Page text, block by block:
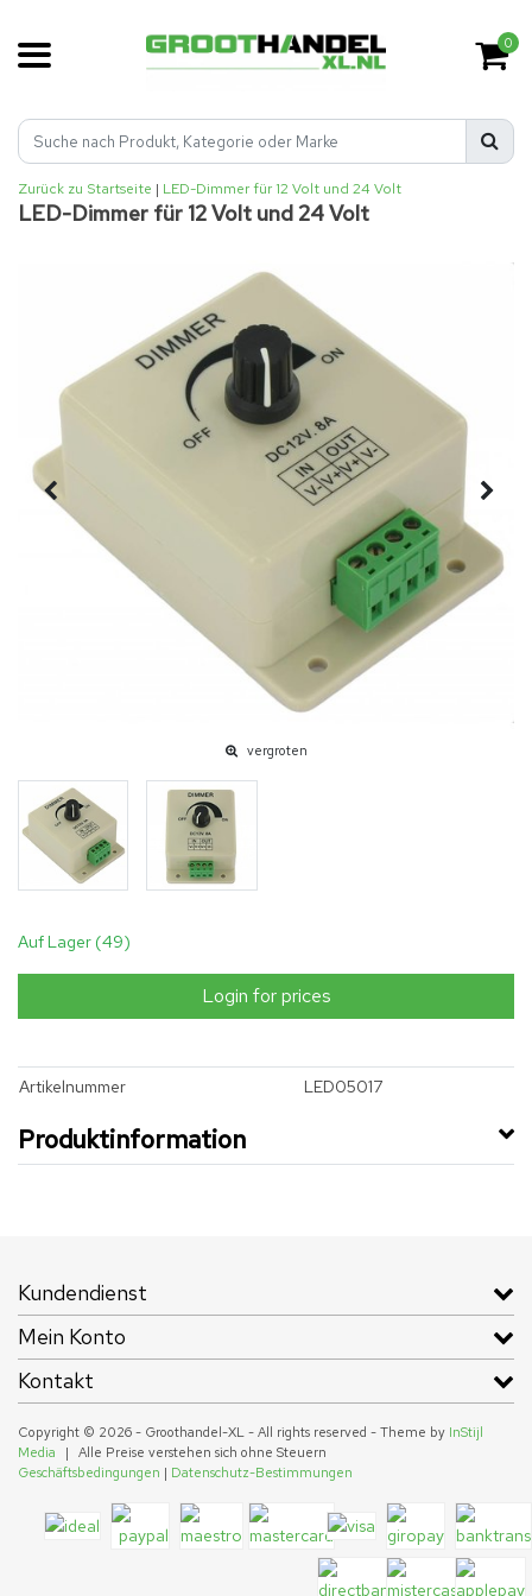
0
Zurück zu Startseite | LED-Dimmer für 12 Volt und 24 Volt
LED-Dimmer für 12 Volt und 24 Volt
vergroten
Auf Lager (49)
Login for prices
Artikelnummer LED05017
Produktinformation
Kundendienst
Mein Konto
Kontakt
Copyright © 2026 - Groothandel-XL - All rights reserved - Theme by InStijl
Media
|
Alle Preise verstehen sich ohne Steuern
Geschäftsbedingungen | Datenschutz-Bestimmungen